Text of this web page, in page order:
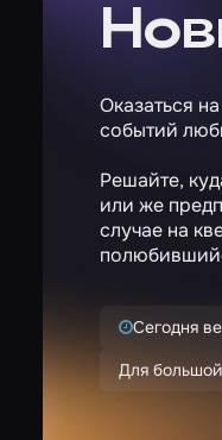
Оказаться
событий
Решайте,
или же
случае на
Сегодня
Для